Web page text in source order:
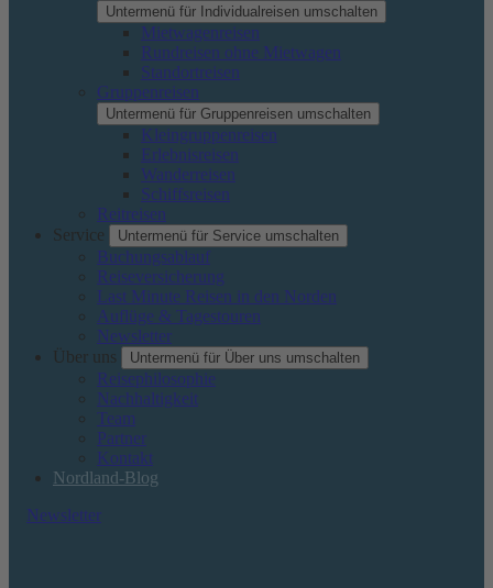
Untermenü für Individualreisen umschalten
Mietwagenreisen
Rundreisen ohne Mietwagen
Standortreisen
Gruppenreisen
Untermenü für Gruppenreisen umschalten
Kleingruppenreisen
Erlebnisreisen
Wanderreisen
Schiffsreisen
Reitreisen
Service
Untermenü für Service umschalten
Buchungsablauf
Reiseversicherung
Last Minute Reisen in den Norden
Auflüge & Tagestouren
Newsletter
Über uns
Untermenü für Über uns umschalten
Reisephilosophie
Nachhaltigkeit
Team
Partner
Kontakt
Nordland-Blog
Newsletter